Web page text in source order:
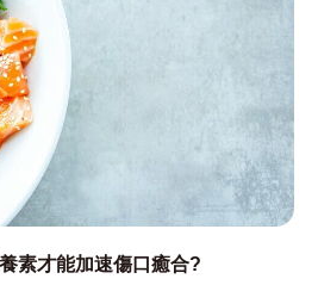
素才能加速傷口癒合?